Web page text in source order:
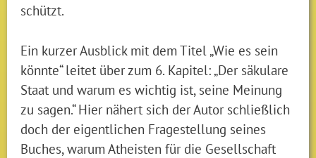
schützt.
Ein kurzer Ausblick mit dem Titel „Wie es sein
könnte“ leitet über zum 6. Kapitel: „Der säkulare
Staat und warum es wichtig ist, seine Meinung
zu sagen.“ Hier nähert sich der Autor schließlich
doch der eigentlichen Fragestellung seines
Buches, warum Atheisten für die Gesellschaft